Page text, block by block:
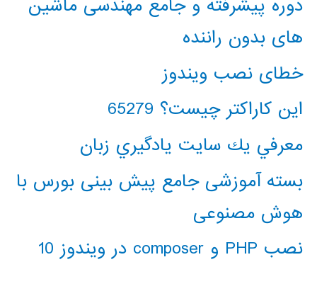
دوره پیشرفته و جامع مهندسی ماشین
های بدون راننده
خطای نصب ویندوز
این کاراکتر چیست؟ 65279
معرفي يك سايت يادگيري زبان
بسته آموزشی جامع پیش بینی بورس با
هوش مصنوعی
نصب PHP و composer در ویندوز 10